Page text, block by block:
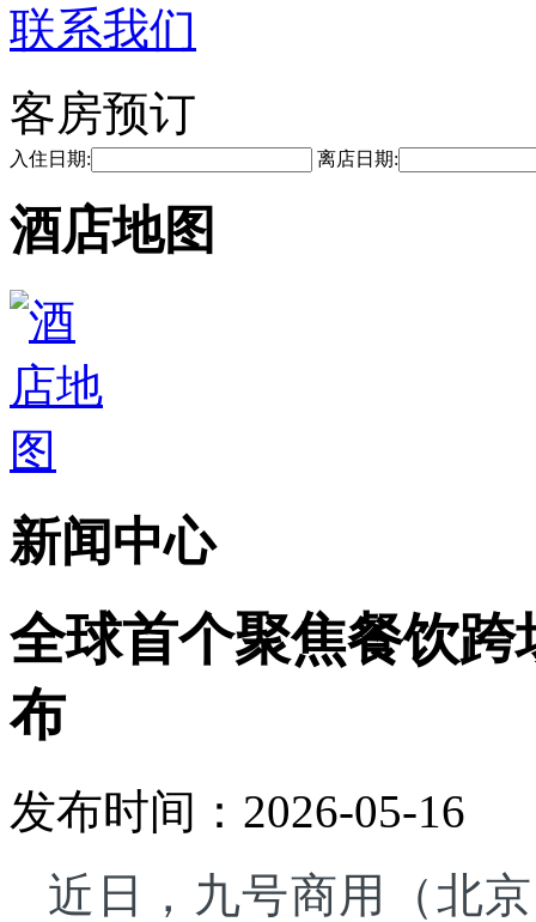
联系我们
客房预订
入住日期: 离店日期:
酒店地图
新闻中心
全球首个聚焦餐饮
布
发布时间：2026-05-16
近日，九号商用（北